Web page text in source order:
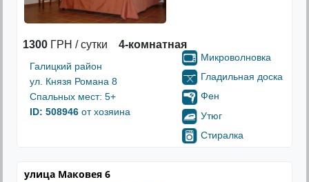
1300 ГРН / сутки 4-комнатная
Галицкий район
ул. Князя Романа 8
Спальных мест: 5+
ID: 508946 от хозяина
Микроволновка
Гладильная доска
Фен
Утюг
Стиралка
улица Маковея 6